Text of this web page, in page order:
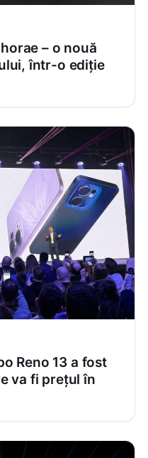
– o nouă
într-o ediție
Reno 13 a fost
va fi prețul în